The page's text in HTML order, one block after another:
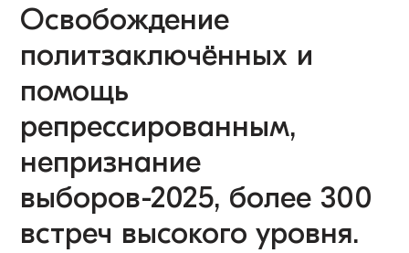
Освобождение
политзаключённых и
помощь
репрессированным,
непризнание
выборов-2025, более 300
встреч высокого уровня.